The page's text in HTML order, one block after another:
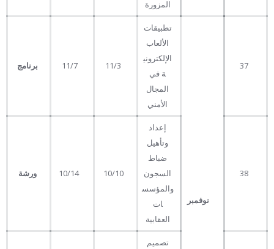
المزورة
37
نوفمبر
تطبيقات
الألعاب
الإلكتروني
ة في
المجال
الأمني
برنامج
38
إعداد
وتأهيل
ضباط
السجون
والمؤسس
ات
العقابية
10/10
10/14 ورشة
تصميم